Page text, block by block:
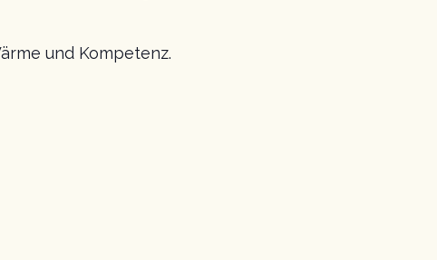
und Kompetenz.